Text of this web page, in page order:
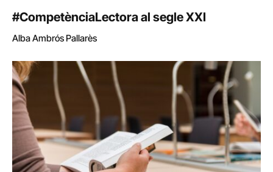
#CompetènciaLectora al segle XXI
Alba Ambrós Pallarès